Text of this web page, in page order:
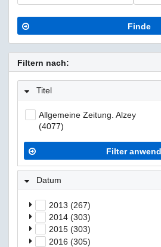
Finde
Filtern nach:
Titel
Allgemeine Zeitung. Alzey
(4077)
Filter
Datum
2013 (267)
2014 (303)
2015 (303)
2016 (305)